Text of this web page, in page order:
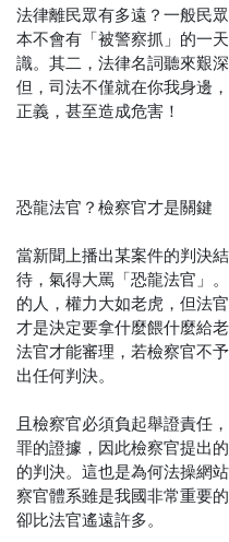
法律離民眾有多遠？一般民
本不會有「被警察抓」的一
識。其二，法律名詞聽來艱
但，司法不僅就在你我身邊
正義，甚至造成危害！
恐龍法官？檢察官才是關鍵
當新聞上播出某案件的判決
待，氣得大罵「恐龍法官」
的人，權力大如老虎，但法
才是決定要拿什麼餵什麼給
法官才能審理，若檢察官不
出任何判決。
且檢察官必須負起舉證責任
罪的證據，因此檢察官提出
的判決。這也是為何法操網
察官體系雖是我國非常重要
卻比法官遙遠許多。